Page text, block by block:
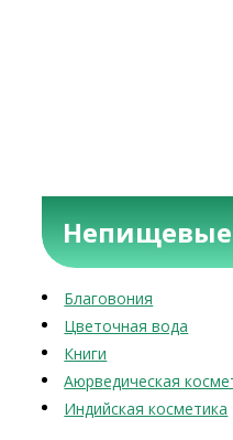
Благовония
Цветочная вода
Книги
Аюрведическая
Индийская косметика